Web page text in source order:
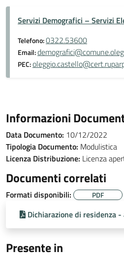
Servizi Demografici – Servizi
Telefono:0322.53600
Email:
PEC:
Informazioni
Data Documento: 10/12/2022
Tipologia Documento: Modulistica
Licenza Distribuzione: Licenza
Documenti correlati
Formati disponibili: PDF
Dichiarazione di residenza
Presente in